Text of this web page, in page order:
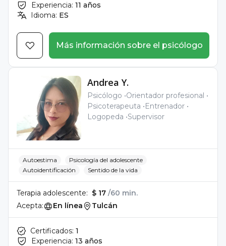
Experiencia: 11 años
Idioma: ES
Más información sobre el psicólogo
Andrea Y.
Psicólogo Orientador profesional
Psicoterapeuta
Entrenador
Logopeda Supervisor
Autoestima
Psicología del adolescente
Autoidentificación
Sentido de la vida
Terapia adolescente: $ 17 /60 min.
Acepta:
En línea Tulcán
Certificados: 1
Experiencia: 13 años